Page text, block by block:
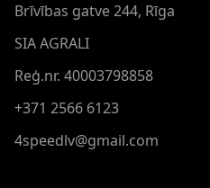
Brīvības gatve 244, Rīga
SIA AGRALI
Reģ.nr. 40003798858
+371 2566 6123
4speedlv@gmail.com